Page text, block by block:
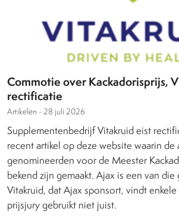
Commotie over Kackadorisprijs,
rectificatie
Artikelen - 28 juli 2026
Supplementenbedrijf Vitakruid eist
recent artikel op deze website waarin de
genomineerden voor de Meester
bekend zijn gemaakt. Ajax is een van
Vitakruid, dat Ajax sponsort, vindt
prijsjury gebruikt niet juist.